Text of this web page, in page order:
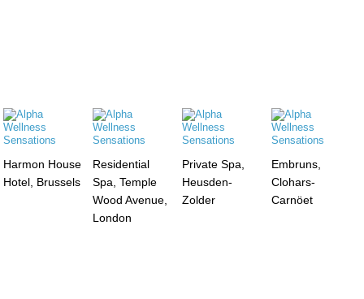
Harmon House
Hotel, Brussels
Residential
Spa, Temple
Wood Avenue,
London
Private Spa,
Heusden-
Zolder
Embruns,
Clohars-
Carnöet